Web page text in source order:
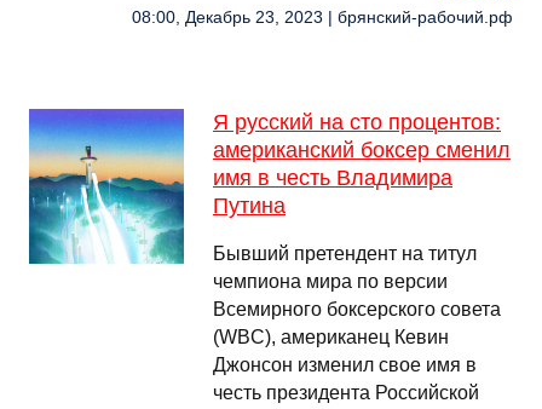
08:00, Декабрь 23, 2023 | брянский-рабочий.рф
Я русский на сто процентов:
американский боксер сменил
имя в честь Владимира
Путина
Бывший претендент на титул
чемпиона мира по версии
Всемирного боксерского совета
(WBC), американец Кевин
Джонсон изменил свое имя в
честь президента Российской